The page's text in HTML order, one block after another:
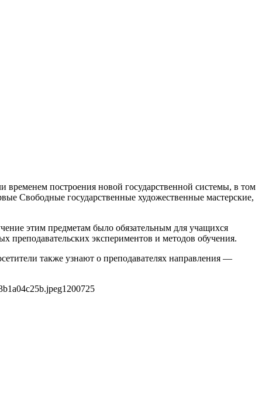
построения новой государственной системы, в том
Свободные государственные художественные мастерские,
этим предметам было обязательным для учащихся
экспериментов и методов обучения.
также узнают о преподавателях направления —
1200725